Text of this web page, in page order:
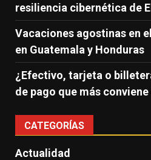
resiliencia cibernética de
Vacaciones agostinas en
en Guatemala y Honduras
¿Efectivo, tarjeta o
de pago que más
CATEGORÍAS
Actualidad